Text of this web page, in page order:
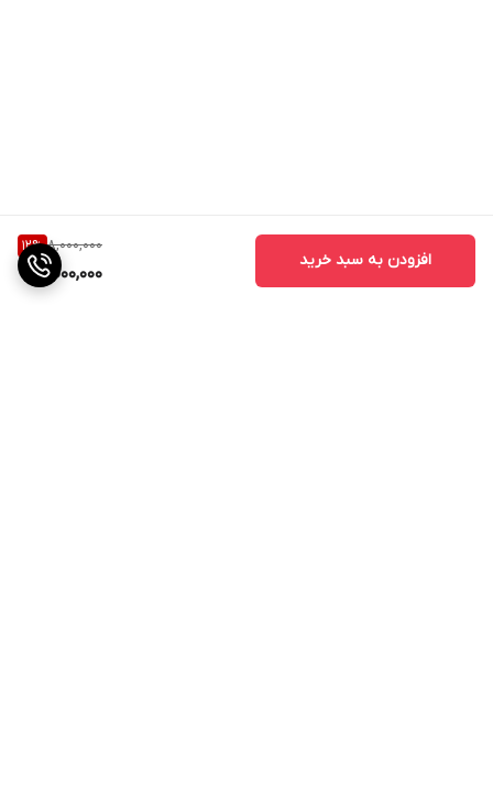
8,000,000
12%
7,000,000
افزودن به سبد خرید